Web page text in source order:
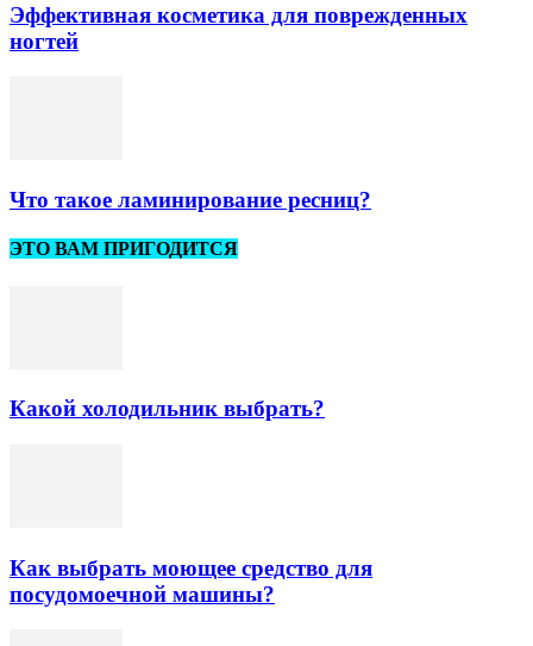
Эффективная косметика для поврежденных
ногтей
Что такое ламинирование ресниц?
ЭТО ВАМ ПРИГОДИТСЯ
Какой холодильник выбрать?
Как выбрать моющее средство для
посудомоечной машины?